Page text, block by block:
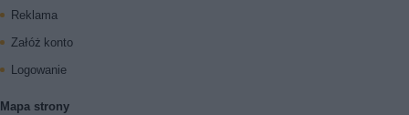
Reklama
Załóż konto
Logowanie
Mapa strony